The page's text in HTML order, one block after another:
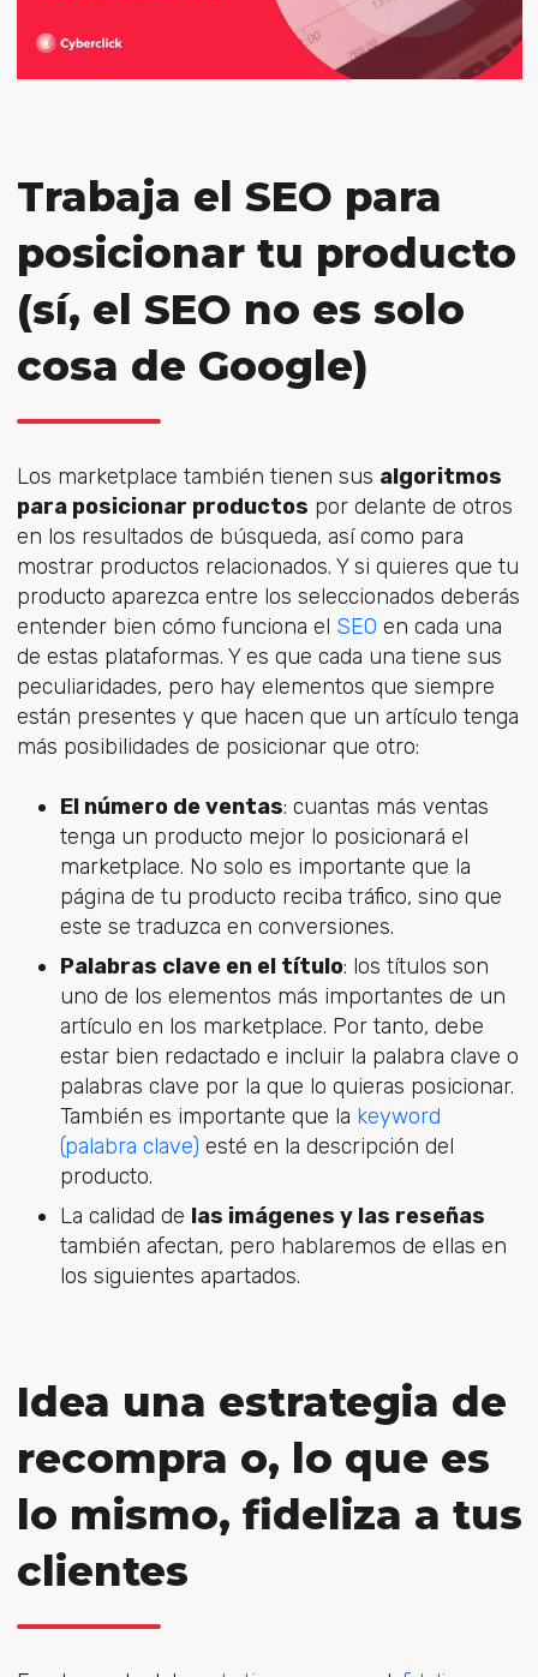
Trabaja el SEO para
posicionar tu producto
(sí, el SEO no es solo
cosa de Google)
Los marketplace también tienen sus algoritmos
para posicionar productos por delante de otros
en los resultados de búsqueda, así como para
mostrar productos relacionados. Y si quieres que tu
producto aparezca entre los seleccionados deberás
entender bien cómo funciona el SEO en cada una
de estas plataformas. Y es que cada una tiene sus
peculiaridades, pero hay elementos que siempre
están presentes y que hacen que un artículo tenga
más posibilidades de posicionar que otro:
El número de ventas: cuantas más ventas
tenga un producto mejor lo posicionará el
marketplace. No solo es importante que la
página de tu producto reciba tráfico, sino que
este se traduzca en conversiones.
Palabras clave en el título: los títulos son
uno de los elementos más importantes de un
artículo en los marketplace. Por tanto, debe
estar bien redactado e incluir la palabra clave o
palabras clave por la que lo quieras posicionar.
También es importante que la keyword
(palabra clave) esté en la descripción del
producto.
La calidad de las imágenes y las reseñas
también afectan, pero hablaremos de ellas en
los siguientes apartados.
Idea una estrategia de
recompra o, lo que es
lo mismo, fideliza a tus
clientes